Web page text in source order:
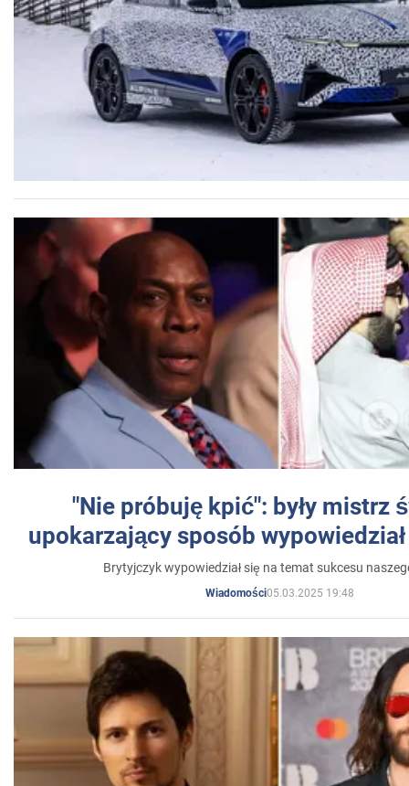
"Nie próbuję kpić": były mistrz
upokarzający sposób
Brytyjczyk wypowiedział się na temat sukcesu
Wiadomości05.03.2025 19:48